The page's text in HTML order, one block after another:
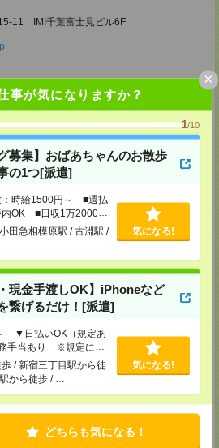
事が気になりますか？
1/10
募集】おばあちゃんのお散歩
の1つ[派遣]
：時給1500円～ ■週払
OK ■日収1万2000円
田急相模原駅 / 古淵駅 /
気になる!
現金手渡しOK】iPhoneなど
繋げるだけ！[派遣]
▼日払いOK（規定あ
手当あり ※規定によ
/ 新宿三丁目駅から徒
から徒歩 / …
気になる!
どちらも気になる！
×
11 IMI千葉富士見ビル6F
関口ビル7F 705号室
フィス
御苑ビル6階
事業所
オフィス
生命町田ビル6F
オフィス
町134 横浜ビジネスパークサウスタワー